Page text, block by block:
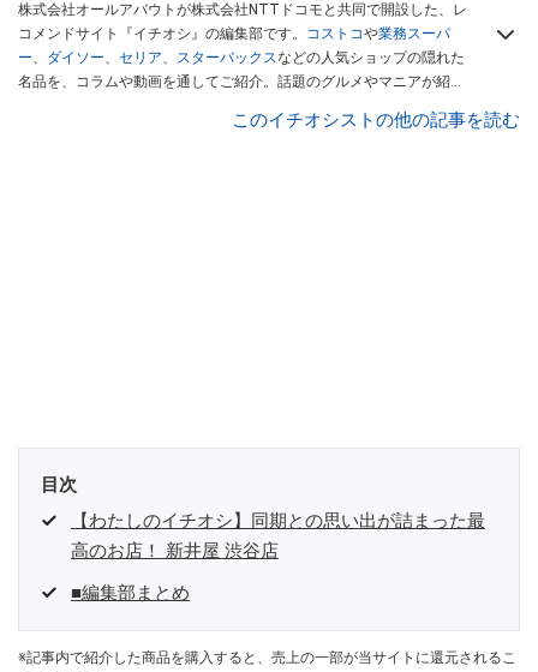
株式会社オールアバウトが株式会社NTTドコモと共同で開設した、レ
コメンドサイト『イチオシ』の編集部です。 コストコや業務スーパ
ー、 ダイソー、 セリア、 スターバックスなどの人気ショップの隠れた
名品を、コラムや動画を通してご紹介。話題のグルメやマニアが紹介
インフルエンサーが実際に使用してレビューしています。毎日トレン
このイチオシストの他の記事を読む
目次
【わたしのイチオシ】同期との思い出が詰まった最
高のお店！ 新井屋 渋谷店
■編集部まとめ
※記事内で紹介した商品を購入すると、売上の一部が当サイトに還元されるこ